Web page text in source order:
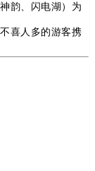
韵、闪电湖）为
喜人多的游客携